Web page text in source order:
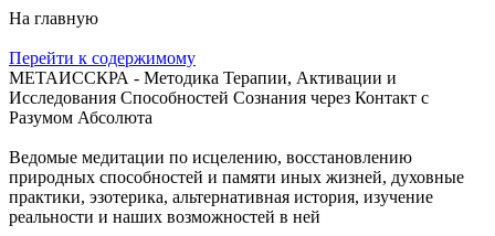
На главную
Перейти к содержимому
МЕТАИССКРА - Методика Терапии, Активации и
Исследования Способностей Сознания через Контакт с
Разумом Абсолюта
Ведомые медитации по исцелению, восстановлению
природных способностей и памяти иных жизней, духовные
практики, эзотерика, альтернативная история, изучение
реальности и наших возможностей в ней